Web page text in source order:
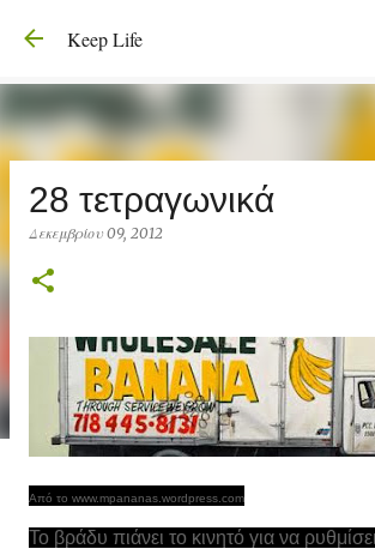
Μετάβαση στο κύριο
Keep Life
28 τετραγωνικά
Δεκεμβρίου 09, 2012
Από το www.mpananas.wordpress.com
Το βράδυ πιάνει το κινητό για να